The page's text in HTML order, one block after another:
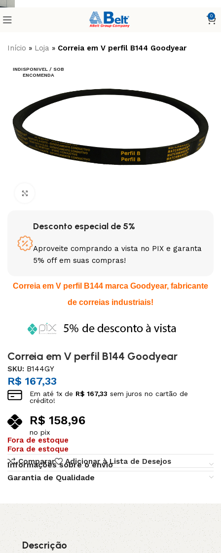
0
Início » Loja » Correia em V perfil B144 Goodyear
INDISPONIVEL / SOB
ENCOMENDA
Desconto especial de 5%
Aproveite comprando a vista no PIX e garanta
5% off em suas compras!
Correia em V perfil B144 marca Goodyear, fabricante
de correias industriais!
Correia em V perfil B144 Goodyear
SKU: B144GY
R$ 167,33
Em até1x de R$ 167,33 sem juros no cartão de
crédito!
R$ 158,96
no pix
Fora de estoque
Fora de estoque
Comparar
Adicionar à Lista de Desejos
Informações sobre o envio
Garantia de Qualidade
Descrição